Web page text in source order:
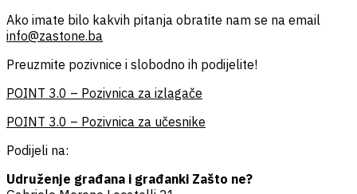
Ako imate bilo kakvih pitanja obratite nam se na email
info@zastone.ba
Preuzmite pozivnice i slobodno ih podijelite!
POINT 3.0 – Pozivnica za izlagače
POINT 3.0 – Pozivnica za učesnike
Podijeli na:
Udruženje građana i građanki Zašto ne?